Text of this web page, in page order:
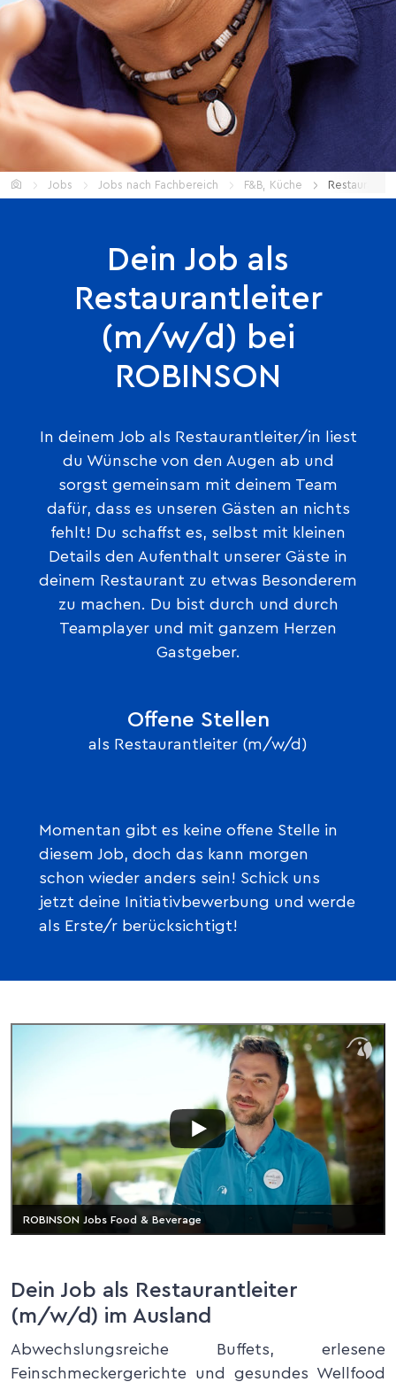
HomeJobs Jobs nach Fachbereich F&B, Küche
Dein Job als
Restaurantleiter
(m/w/d) bei
ROBINSON
In deinem Job als Restaurantleiter/in liest
du Wünsche von den Augen ab und
sorgst gemeinsam mit deinem Team
dafür, dass es unseren Gästen an nichts
fehlt! Du schaffst es, selbst mit kleinen
Details den Aufenthalt unserer Gäste in
deinem Restaurant zu etwas Besonderem
zu machen. Du bist durch und durch
Teamplayer und mit ganzem Herzen
Gastgeber.
Offene Stellen
als Restaurantleiter (m/w/d)
Momentan gibt es keine offene Stelle in
diesem Job, doch das kann morgen
schon wieder anders sein! Schick uns
jetzt deine Initiativbewerbung und werde
als Erste/r berücksichtigt!
ROBINSON Jobs Food & Beverage
Dein Job als Restaurantleiter
(m/w/d) im Ausland
Abwechslungsreiche Buffets, erlesene
Feinschmeckergerichte und gesundes Wellfood